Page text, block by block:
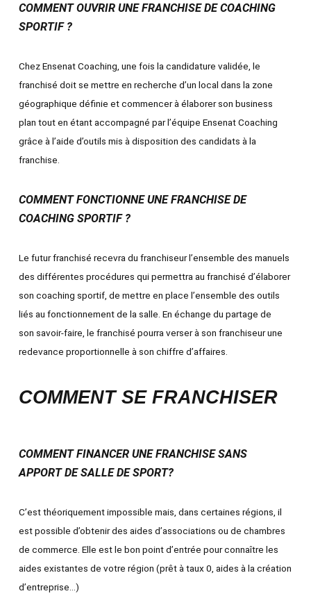
COMMENT OUVRIR UNE FRANCHISE DE COACHING
SPORTIF ?
Chez Ensenat Coaching, une fois la candidature validée, le
franchisé doit se mettre en recherche d’un local dans la zone
géographique définie et commencer à élaborer son business
plan tout en étant accompagné par l’équipe Ensenat Coaching
grâce à l’aide d’outils mis à disposition des candidats à la
franchise.
COMMENT FONCTIONNE UNE FRANCHISE DE
COACHING SPORTIF ?
Le futur franchisé recevra du franchiseur l’ensemble des manuels
des différentes procédures qui permettra au franchisé d’élaborer
son coaching sportif, de mettre en place l’ensemble des outils
liés au fonctionnement de la salle. En échange du partage de
son savoir-faire, le franchisé pourra verser à son franchiseur une
redevance proportionnelle à son chiffre d’affaires.
COMMENT SE FRANCHISER
COMMENT FINANCER UNE FRANCHISE SANS
APPORT DE SALLE DE SPORT?
C’est théoriquement impossible mais, dans certaines régions, il
est possible d’obtenir des aides d’associations ou de chambres
de commerce. Elle est le bon point d’entrée pour connaître les
aides existantes de votre région (prêt à taux 0, aides à la création
d’entreprise…)